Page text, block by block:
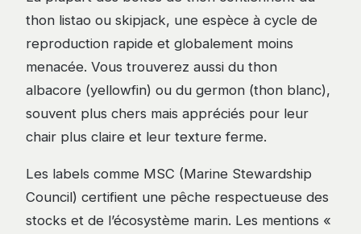
thon listao ou skipjack, une espèce à cycle de
reproduction rapide et globalement moins
menacée. Vous trouverez aussi du thon
albacore (yellowfin) ou du germon (thon blanc),
souvent plus chers mais appréciés pour leur
chair plus claire et leur texture ferme.
Les labels comme MSC (Marine Stewardship
Council) certifient une pêche respectueuse des
stocks et de l’écosystème marin. Les mentions «